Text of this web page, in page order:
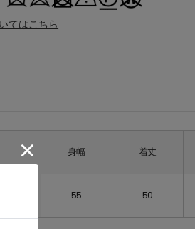
てはこちら
身幅 着丈
55 50